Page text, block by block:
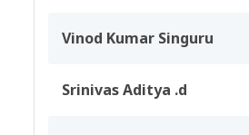
Vinod Kumar Singuru
Srinivas Aditya .d